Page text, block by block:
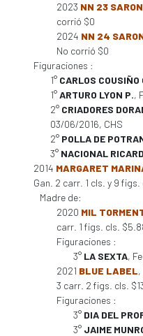
2023 NN 23
corrió $0
2024 NN 24
No corrió $0
Figuraciones :
1° CARLOS COUSIÑO
1°ARTURO LYON P.,
2° CRIADORES
03/06/2016, CHS
2° POLLA DE
3° NACIONAL
2014 MARGARET
Gan. 2 carr. 1 cls. y 9
Madre de:
2020 MIL
carr. 1 figs. cls.
Figuraciones :
3° LA SEXTA,
2021 BLUE LABEL,
3 carr. 2 figs. cls.
Figuraciones :
3° DIA DEL
3° JAIME